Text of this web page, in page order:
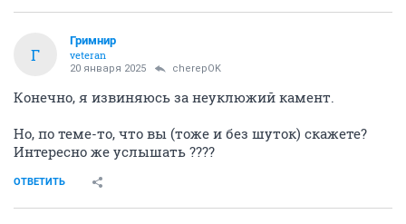
Г
Гримнир
veteran
20 января 2025 cherepOK
Конечно, я извиняюсь за неуклюжий камент.
Но, по теме-то, что вы (тоже и без шуток) скажете?
Интересно же услышать ????
ОТВЕТИТЬ